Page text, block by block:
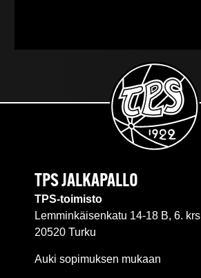
TPS JALKAPALLO
TPS-toimisto
Lemminkäisenkatu 14-18 B, 6. krs
20520 Turku
Auki sopimuksen mukaan